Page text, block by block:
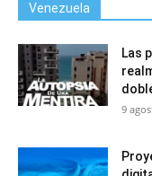
Venezuela
Las
9